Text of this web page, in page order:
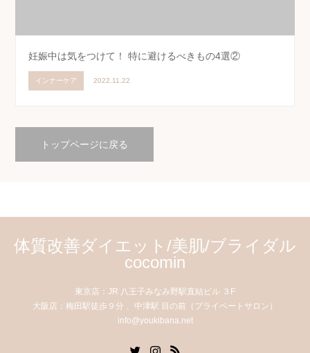
妊娠中は気をつけて！ 特に避けるべきもの4選②
インナーケア 2022.11.22
トップページに戻る
体質改善ダイエット/美肌/ブライダル
cocomin
東京店：JR 八王子みなみ野駅直結ビル ３F
大阪店：梅田駅徒歩９分 、中津駅 目の前（プライベートサロン）
info@youkibana.net